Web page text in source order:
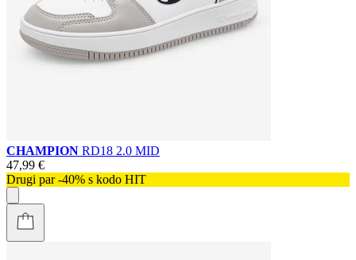
CHAMPION RD18 2.0 MID
47,99 €
Drugi par -40% s kodo HIT